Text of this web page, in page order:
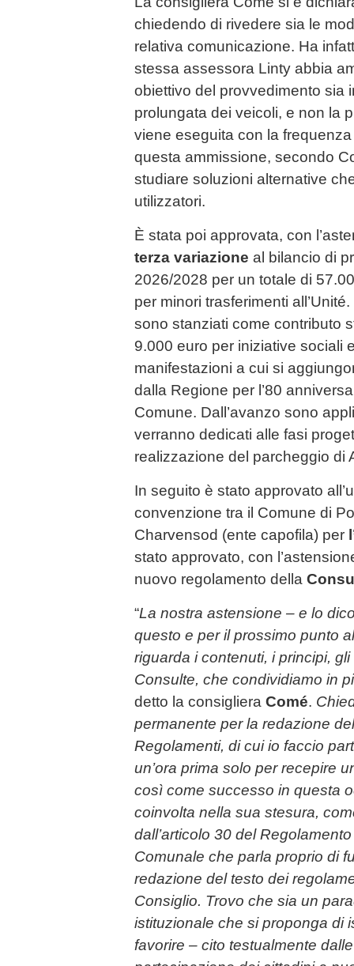
chiedendo di rivedere sia le
relativa comunicazione. Ha
stessa assessora Linty abbia
obiettivo del provvedimento sia
prolungata dei veicoli, e non la
viene eseguita con la
questa ammissione, secondo
studiare soluzioni alternative
utilizzatori.
È stata poi approvata, con
terza variazione al bilancio di
2026/2028 per un totale di
per minori trasferimenti
sono stanziati come contributo
9.000 euro per iniziative sociali
manifestazioni a cui si
dalla Regione per l’80
Comune. Dall’avanzo sono
verranno dedicati alle fasi
realizzazione del parcheggio di
In seguito è stato approvato
convenzione tra il Comune di
Charvensod (ente capofila) per
stato approvato, con
nuovo regolamento della
“La nostra astensione – e lo
questo e per il prossimo punto
riguarda i contenuti, i principi,
Consulte, che condividiamo in
detto la consigliera Comé.
permanente per la redazione
Regolamenti, di cui io faccio
un’ora prima solo per recepire
così come successo in questa
coinvolta nella sua stesura,
dall’articolo 30 del
Comunale che parla proprio di
redazione del testo dei
Consiglio. Trovo che sia un
istituzionale che si proponga di
favorire – cito testualmente